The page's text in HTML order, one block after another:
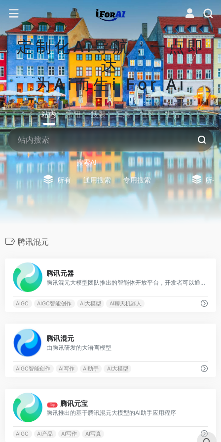
定制化Ai导航，一点即
达
为Ai而生i For Ai
站内 常用 搜索 工具 社区 生活
搜索AI
所有 通用搜索 专用搜索 所有
腾讯混元
腾讯元器
腾讯混元大模型团队推出的智能体开放平台，开发者可以通过插件、知识库、工作流等方式快速、低门槛打造高质量的智能体
AIGC AIGC智能创作 AI大模型 AI聊天机器人
腾讯混元
由腾讯研发的大语言模型
AIGC智能创作 AI写作 AI助手 AI大模型
Top 腾讯元宝
腾讯推出的基于腾讯混元大模型的AI助手应用程序
AIGC AI产品 AI写作 AI写真